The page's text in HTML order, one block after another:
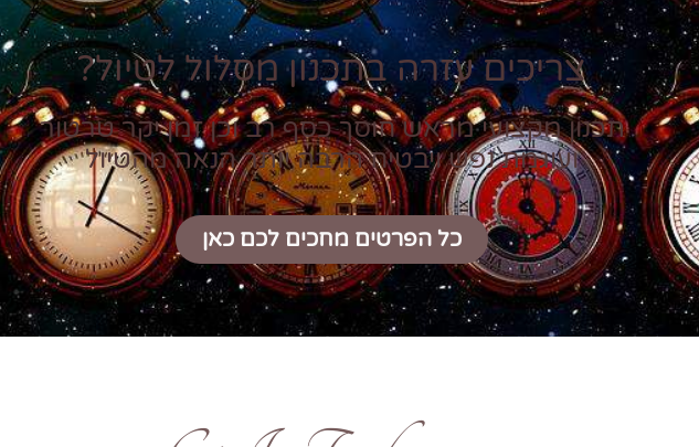
צריכים עזרה בתכנון מסלול לטיול?
תכנון מקצועי מראש חוסך כסף רב וכן זמן יקר טרטור
ועוגמת נפש ויבטיח הרבה יותר הנאה מהטיול
כל הפרטים מחכים לכם כאן